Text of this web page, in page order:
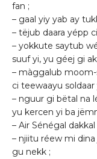
fan ;
– gaal yiy yab ay
– tëjub daara yépp
– yokkute saytub
suuf yi, yu géej gi
– màggalub
ci teewaayu
– nguur gi bëtal na
yu kercen yi ba
– Air Sénégal
– njiitu réew mi
gu nekk ;